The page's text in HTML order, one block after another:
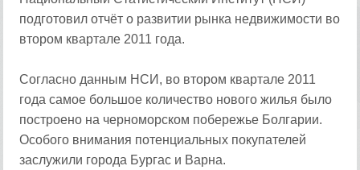
подготовил отчёт о развитии рынка недвижимости во
втором квартале 2011 года.
Согласно данным НСИ, во втором квартале 2011
года самое большое количество нового жилья было
построено на черноморском побережье Болгарии.
Особого внимания потенциальных покупателей
заслужили города Бургас и Варна.